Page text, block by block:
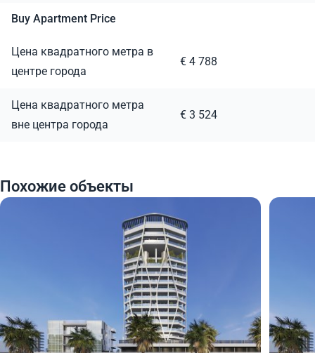
Buy Apartment Price
Цена квадратного метра в
центре города
€ 4 788
Цена квадратного метра
вне центра города
€ 3 524
Похожие объекты